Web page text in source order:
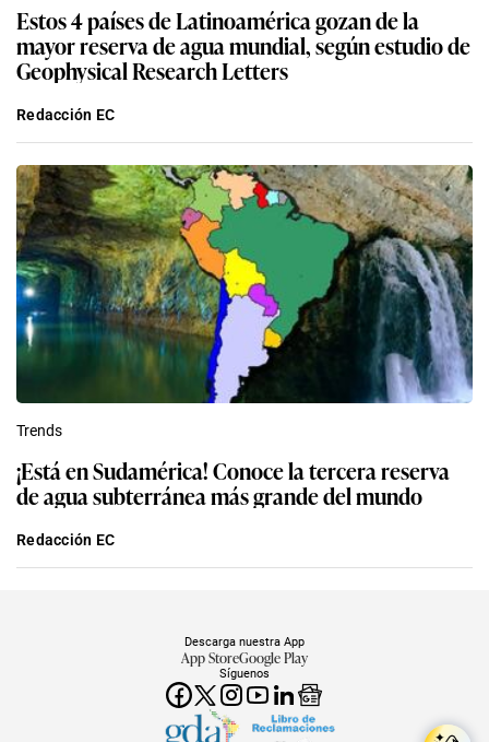
Estos 4 países de Latinoamérica gozan de la
mayor reserva de agua mundial, según estudio de
Geophysical Research Letters
Redacción EC
Trends
¡Está en Sudamérica! Conoce la tercera reserva
de agua subterránea más grande del mundo
Redacción EC
Síguenos
Descarga nuestra App
App StoreGoogle Play